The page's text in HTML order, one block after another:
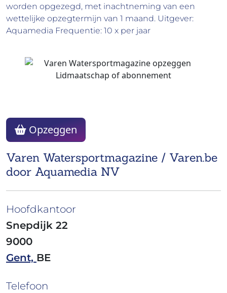
worden opgezegd, met inachtneming van een
wettelijke opzegtermijn van 1 maand. Uitgever:
Aquamedia Frequentie: 10 x per jaar
Varen Watersportmagazine / Varen.be
door Aquamedia NV
Opzeggen
Hoofdkantoor
Snepdijk 22
9000
Gent, BE
Telefoon